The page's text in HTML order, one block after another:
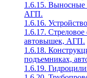
1.6.15. Выносные
АГП.
1.6.16.
1.6.17.
автовышек, АГП.
1.6.18.
подъемниках,
1.6.19.